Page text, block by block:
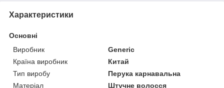
Характеристики
Основні
Виробник
Generic
Країна виробник
Китай
Тип виробу
Перука карнавальна
Матеріал
Штучне волосся